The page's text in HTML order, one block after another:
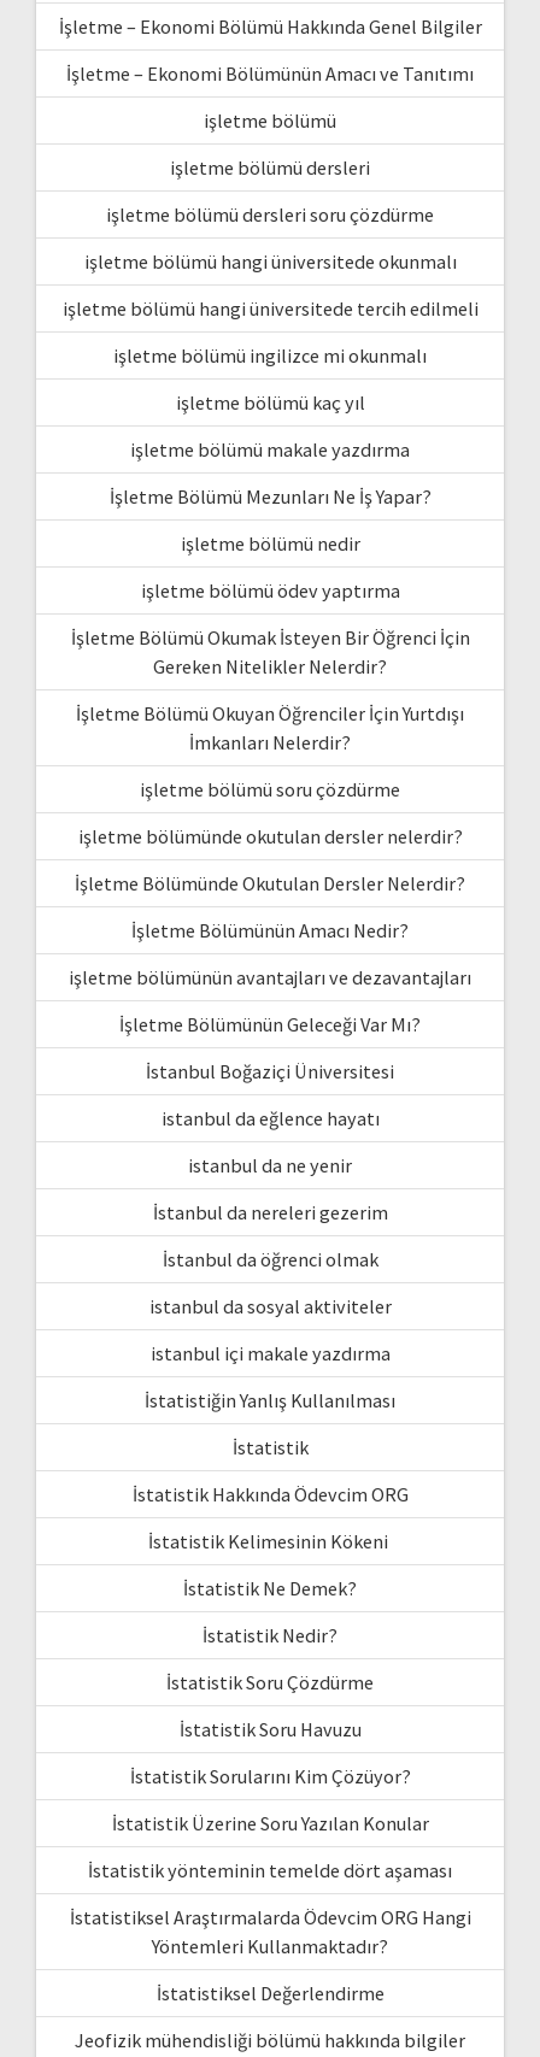
İşletme – Ekonomi Bölümü Hakkında Genel Bilgiler
İşletme – Ekonomi Bölümünün Amacı ve Tanıtımı
işletme bölümü
işletme bölümü dersleri
işletme bölümü dersleri soru çözdürme
işletme bölümü hangi üniversitede okunmalı
işletme bölümü hangi üniversitede tercih edilmeli
işletme bölümü ingilizce mi okunmalı
işletme bölümü kaç yıl
işletme bölümü makale yazdırma
İşletme Bölümü Mezunları Ne İş Yapar?
işletme bölümü nedir
işletme bölümü ödev yaptırma
İşletme Bölümü Okumak İsteyen Bir Öğrenci İçin
Gereken Nitelikler Nelerdir?
İşletme Bölümü Okuyan Öğrenciler İçin Yurtdışı
İmkanları Nelerdir?
işletme bölümü soru çözdürme
işletme bölümünde okutulan dersler nelerdir?
İşletme Bölümünde Okutulan Dersler Nelerdir?
İşletme Bölümünün Amacı Nedir?
işletme bölümünün avantajları ve dezavantajları
İşletme Bölümünün Geleceği Var Mı?
İstanbul Boğaziçi Üniversitesi
istanbul da eğlence hayatı
istanbul da ne yenir
İstanbul da nereleri gezerim
İstanbul da öğrenci olmak
istanbul da sosyal aktiviteler
istanbul içi makale yazdırma
İstatistiğin Yanlış Kullanılması
İstatistik
İstatistik Hakkında Ödevcim ORG
İstatistik Kelimesinin Kökeni
İstatistik Ne Demek?
İstatistik Nedir?
İstatistik Soru Çözdürme
İstatistik Soru Havuzu
İstatistik Sorularını Kim Çözüyor?
İstatistik Üzerine Soru Yazılan Konular
İstatistik yönteminin temelde dört aşaması
İstatistiksel Araştırmalarda Ödevcim ORG Hangi
Yöntemleri Kullanmaktadır?
İstatistiksel Değerlendirme
Jeofizik mühendisliği bölümü hakkında bilgiler